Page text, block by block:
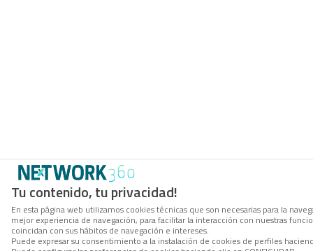
Tu contenido, tu privacidad!
En esta página web utilizamos cookies técnicas que son necesarias para la
mejor experiencia de navegación, para facilitar la interacción con nuestras
coincidan con sus hábitos de navegación e intereses.
Puede expresar su consentimiento a la instalación de cookies de perfiles